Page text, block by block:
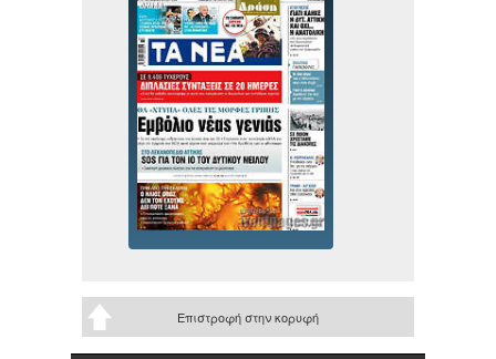
Επιστροφή στην κορυφή